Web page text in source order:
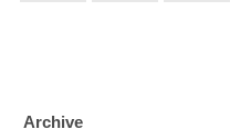
Archive